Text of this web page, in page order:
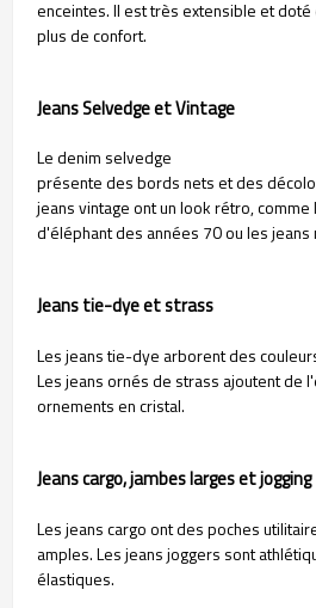
enceintes. Il est très extensible et
plus de confort.
Jeans Selvedge et Vintage
Le denim selvedge
présente des bords nets et des
jeans vintage ont un look rétro,
d'éléphant des années 70 ou les jeans
Jeans tie-dye et strass
Les jeans tie-dye arborent des
Les jeans ornés de strass ajoutent de
ornements en cristal.
Jeans cargo, jambes larges et jogging
Les jeans cargo ont des poches
amples. Les jeans joggers sont
élastiques.